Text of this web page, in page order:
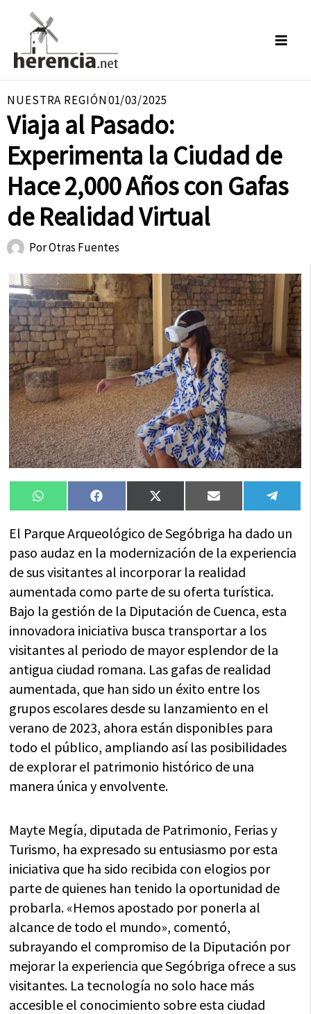
contenido
NUESTRA REGIÓN01/03/2025
Viaja al Pasado:
Experimenta la Ciudad de
Hace 2,000 Años con Gafas
de Realidad Virtual
PorOtras Fuentes
Compartir
en
WhatsAppCompartir
en
FacebookCompartir
en
X
(Twitter)
Compartir
en
Email
en
El Parque Arqueológico de Segóbriga ha dado un
paso audaz en la modernización de la experiencia
de sus visitantes al incorporar la realidad
aumentada como parte de su oferta turística.
Bajo la gestión de la Diputación de Cuenca, esta
innovadora iniciativa busca transportar a los
visitantes al periodo de mayor esplendor de la
antigua ciudad romana. Las gafas de realidad
aumentada, que han sido un éxito entre los
grupos escolares desde su lanzamiento en el
verano de 2023, ahora están disponibles para
todo el público, ampliando así las posibilidades
de explorar el patrimonio histórico de una
manera única y envolvente.
Mayte Megía, diputada de Patrimonio, Ferias y
Turismo, ha expresado su entusiasmo por esta
iniciativa que ha sido recibida con elogios por
parte de quienes han tenido la oportunidad de
probarla. «Hemos apostado por ponerla al
alcance de todo el mundo», comentó,
subrayando el compromiso de la Diputación por
mejorar la experiencia que Segóbriga ofrece a sus
visitantes. La tecnología no solo hace más
accesible el conocimiento sobre esta ciudad